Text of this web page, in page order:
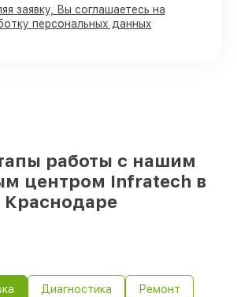
клиента
Infratech в наличии на
при немедленном старте
заявку, Вы соглашаетесь на
персональных данных
работы с нашим
центром Infratech в
Краснодаре
Диагностика Ремонт